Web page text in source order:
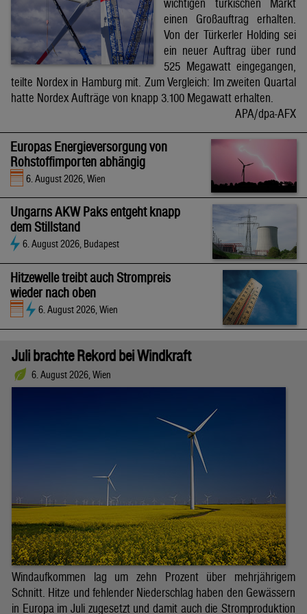
wichtigen türkischen Markt
einen Großauftrag erhalten.
Von der Türkerler Holding sei
ein neuer Auftrag über rund
525 Megawatt eingegangen,
teilte Nordex in Hamburg mit. Zum Vergleich: Im zweiten Quartal
hatte Nordex Aufträge von knapp 3.100 Megawatt erhalten.
APA/dpa-AFX
Europas Energieversorgung von
Rohstoffimporten abhängig
6. August 2026, Wien
Ungarns AKW Paks entgeht knapp
dem Stillstand
6. August 2026, Budapest
Hitzewelle treibt auch Strompreis
wieder nach oben
6. August 2026, Wien
Juli brachte Rekord bei Windkraft
6. August 2026, Wien
Windaufkommen lag um zehn Prozent über mehrjährigem
Schnitt. Hitze und fehlender Niederschlag haben den Gewässern
in Europa im Juli zugesetzt und damit auch die Stromproduktion